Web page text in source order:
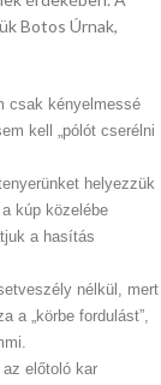
Botos Úrnak,
csak kényelmessé
kell „pólót cserélni
helyezzük
kúp közelébe
a hasítás
nélkül, mert
a „körbe fordulást”,
előtoló kar